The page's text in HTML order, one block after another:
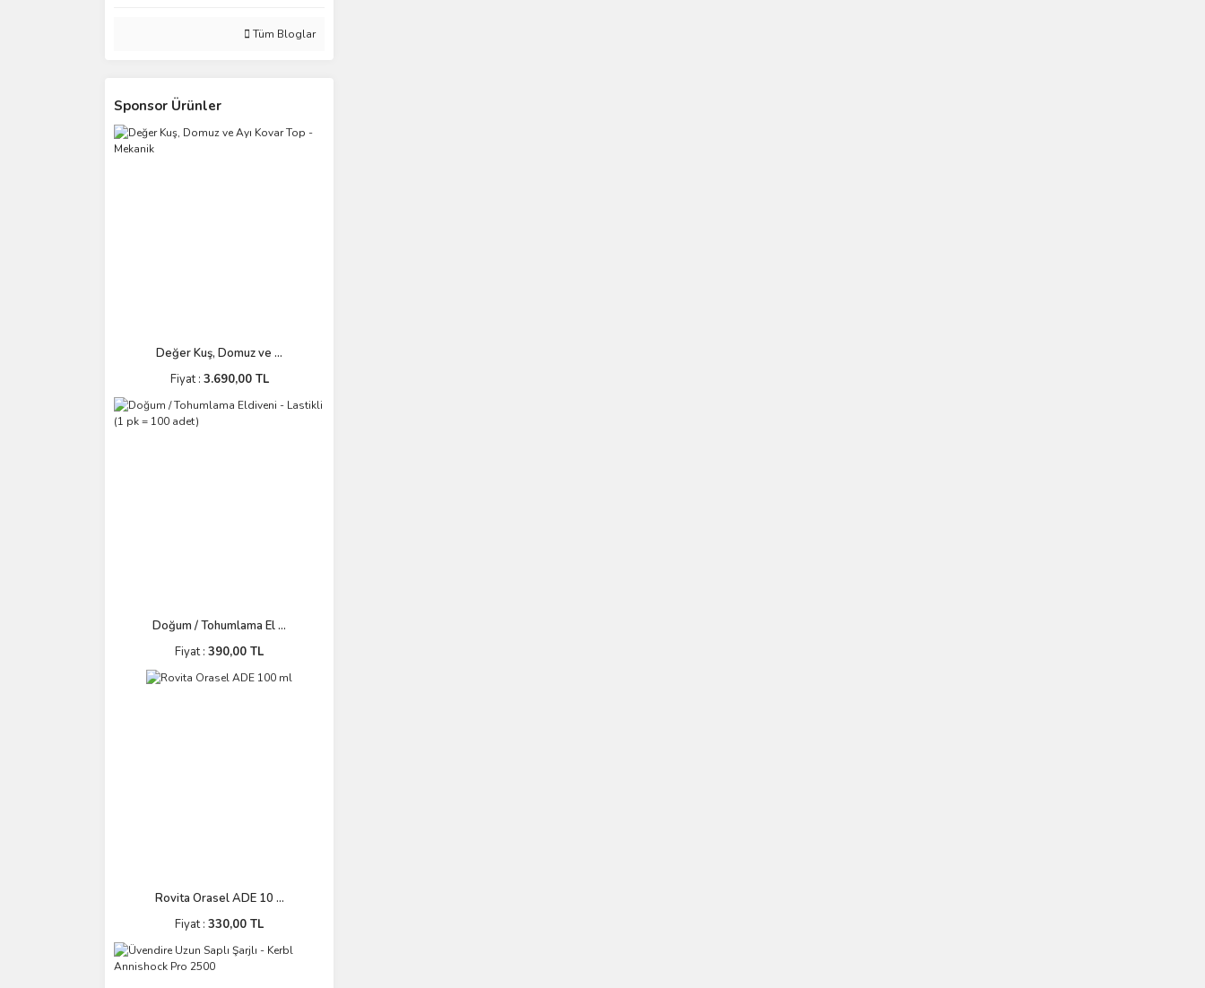
Tüm Bloglar
Sponsor Ürünler
Değer Kuş, Domuz ve ...
Fiyat : 3.690,00 TL
Doğum / Tohumlama El ...
Fiyat : 390,00 TL
Rovita Orasel ADE 10 ...
Fiyat : 330,00 TL